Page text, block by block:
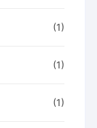
(1)
(1)
(1)